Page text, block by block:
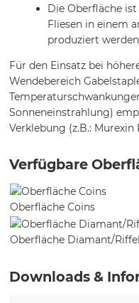
Die Oberfläche
Fliesen in einem
produziert
Für den Einsatz bei
Wendebereich
Sonneneinstrahlung)
Verklebung (z.B.: Murexin
Verfügbare
Oberfläche Coins
Oberfläche Diamant/Riffel
Downloads &